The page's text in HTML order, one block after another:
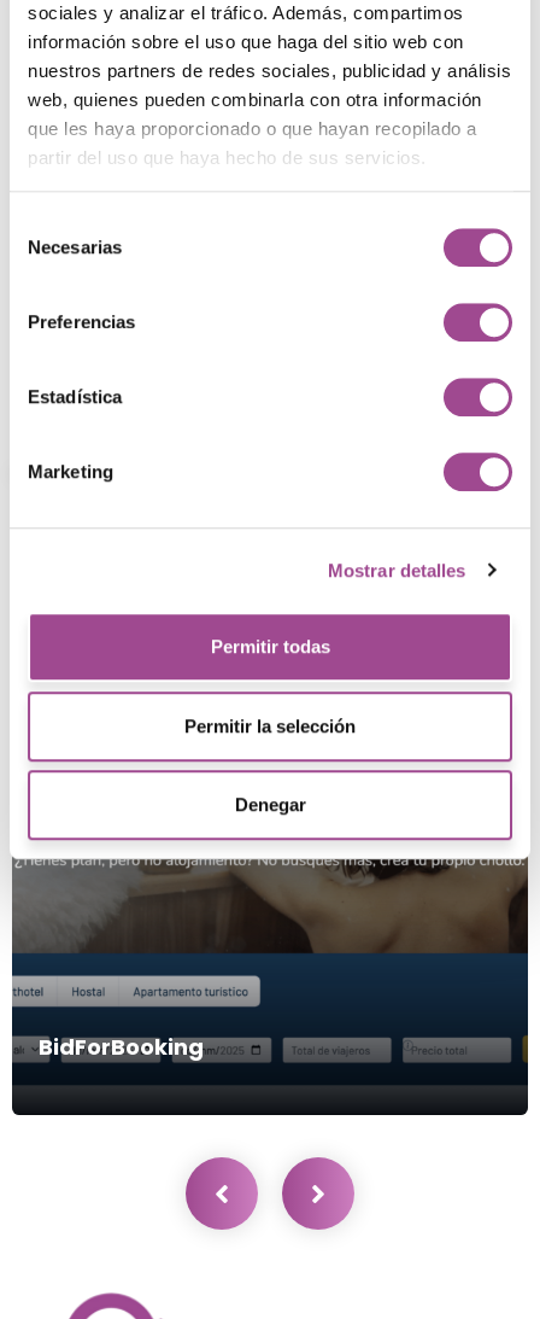
sociales y analizar el tráfico. Además, compartimos
información sobre el uso que haga del sitio web con
nuestros partners de redes sociales, publicidad y análisis
web, quienes pueden combinarla con otra información
que les haya proporcionado o que hayan recopilado a
partir del uso que haya hecho de sus servicios.
Necesarias
Preferencias
Estadística
Marketing
Mostrar detalles
Permitir todas
Permitir la selección
Denegar
¿Te ha gustado este
Proyectos
Explora nuestros trabajos
BidForBooking